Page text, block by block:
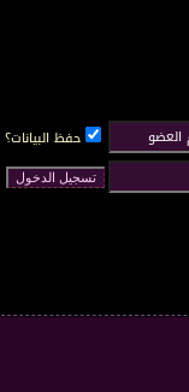
حفظ البيانات؟